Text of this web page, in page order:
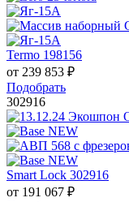
Termo 198156
от 239 853 ₽
Подобрать
302916
Smart Lock 302916
от 191 067 ₽